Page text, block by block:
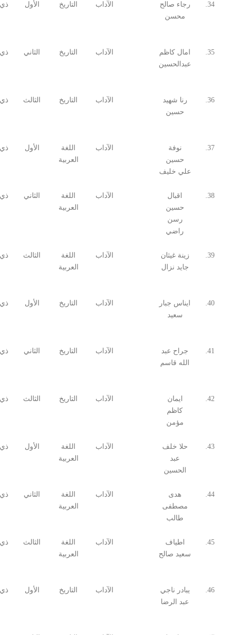
34.
رجاء صالح
محسن
الآداب التاريخ الأول
35.
امال كاظم
عبدالحسين
الآداب التاريخ الثاني
36.
رنا شهيد
حسين
الآداب التاريخ الثالث
37.
نوفة
حسين
علي خليف
الآداب
اللغة
العربية
الأول
38.
اقبال
حسين
رسن
راضي
الآداب
اللغة
العربية
الثاني
39.
زينة غيثان
جايد نزال
الآداب
اللغة
العربية
الثالث
40.
ايناس جبار
سعيد
الآداب التاريخ الأول
41.
جراح عبد
الله قاسم
الآداب التاريخ الثاني
42.
ايمان
كاظم
مؤمن
الآداب التاريخ الثالث
43.
حلا خلف
عبد
الحسين
الآداب
اللغة
العربية
الأول
44.
هدى
مصطفى
طالب
الآداب
اللغة
العربية
الثاني
45.
اطياف
سعيد صالح
الآداب
اللغة
العربية
الثالث
46.
يبادر ناجي
عبد الرضا
الآداب التاريخ الأول